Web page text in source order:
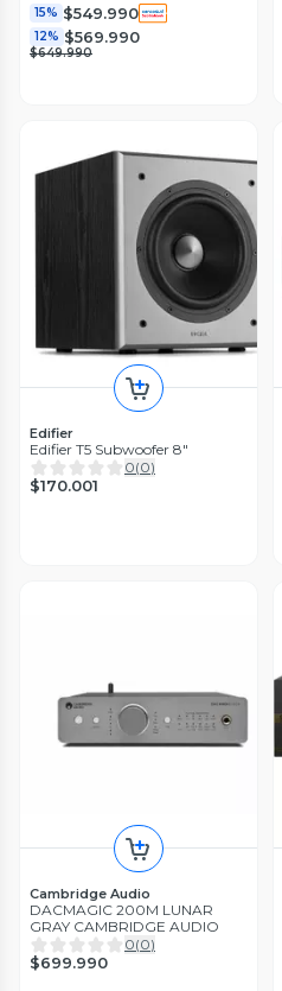
15% $549.990
12% $569.990
$649.990
Edifier
Edifier T5 Subwoofer 8"
0(0)
$170.001
Cambridge Audio
DACMAGIC 200M LUNAR
GRAY CAMBRIDGE AUDIO
0(0)
$699.990